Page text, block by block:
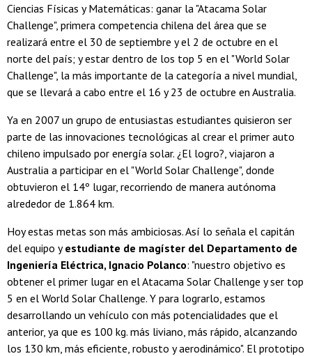
Ciencias Físicas y Matemáticas: ganar la "Atacama Solar
Challenge", primera competencia chilena del área que se
realizará entre el 30 de septiembre y el 2 de octubre en el
norte del país; y estar dentro de los top 5 en el "World Solar
Challenge", la más importante de la categoría a nivel mundial,
que se llevará a cabo entre el 16 y 23 de octubre en Australia.
Ya en 2007 un grupo de entusiastas estudiantes quisieron ser
parte de las innovaciones tecnológicas al crear el primer auto
chileno impulsado por energía solar. ¿El logro?, viajaron a
Australia a participar en el "World Solar Challenge", donde
obtuvieron el 14º lugar, recorriendo de manera autónoma
alrededor de 1.864 km.
Hoy estas metas son más ambiciosas. Así lo señala el capitán
del equipo yestudiante de magíster del Departamento de
Ingeniería Eléctrica, Ignacio Polanco: "nuestro objetivo es
obtener el primer lugar en el Atacama Solar Challenge y ser top
5 en el World Solar Challenge. Y para lograrlo, estamos
desarrollando un vehículo con más potencialidades que el
anterior, ya que es 100 kg. más liviano, más rápido, alcanzando
los 130 km, más eficiente, robusto y aerodinámico". El prototipo